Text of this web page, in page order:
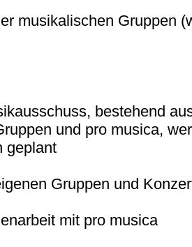
musikalischen Gruppen
bestehend
und pro musica,
geplant
Gruppen und
mit pro musica